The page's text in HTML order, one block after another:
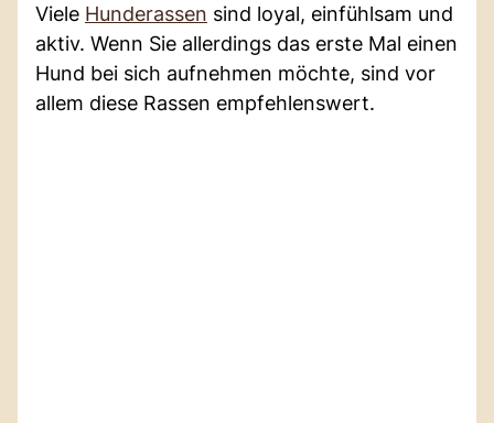
Viele Hunderassen sind loyal, einfühlsam und
aktiv. Wenn Sie allerdings das erste Mal einen
Hund bei sich aufnehmen möchte, sind vor
allem diese Rassen empfehlenswert.